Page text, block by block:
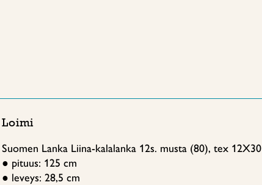
Loimi
Suomen Lanka Liina-kalalanka 12s. musta (80), tex 12X30
● pituus: 125 cm
● leveys: 28,5 cm